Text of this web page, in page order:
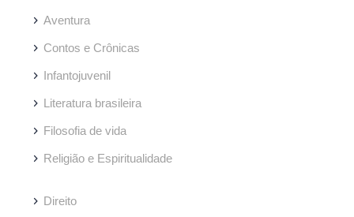
Aventura
Contos e Crônicas
Infantojuvenil
Literatura brasileira
Filosofia de vida
Religião e Espiritualidade
Direito